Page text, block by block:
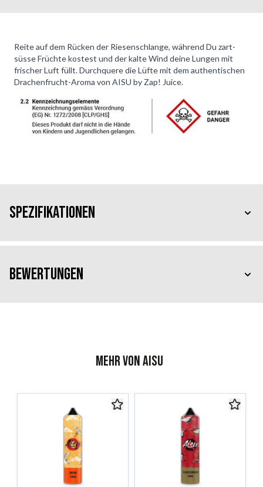
Reite auf dem Rücken der Riesenschlange, während Du zart-
süsse Früchte kostest und der kalte Wind deine Lungen mit
frischer Luft füllt. Durchquere die Lüfte mit dem authentischen
Drachenfrucht-Aroma von AISU by Zap! Juice.
Spezifikationen
Bewertungen
Mehr von AISU